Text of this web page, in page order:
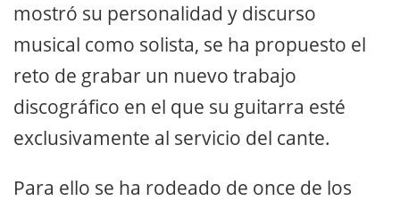
mostró su personalidad y discurso
musical como solista, se ha propuesto el
reto de grabar un nuevo trabajo
discográfico en el que su guitarra esté
exclusivamente al servicio del cante.
Para ello se ha rodeado de once de los